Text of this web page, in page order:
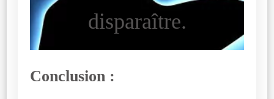
disparaître.
Conclusion :